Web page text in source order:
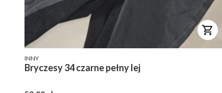
PRODUCENT
INNY
Bryczesy 34 czarne pełny lej